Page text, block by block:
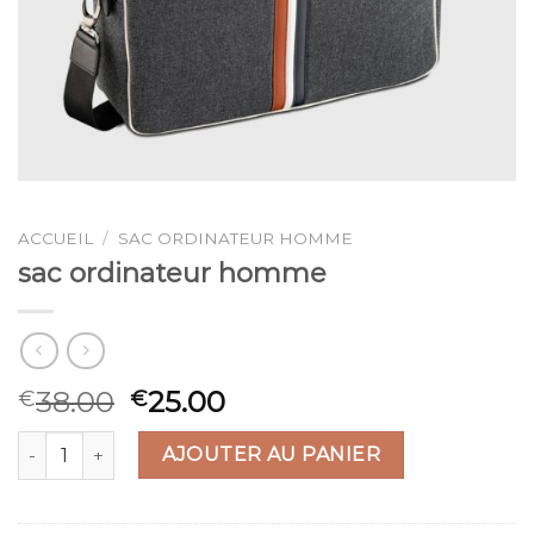
ACCUEIL / SAC ORDINATEUR HOMME
sac ordinateur homme
€38.00 €25.00
quantité de sac ordinateur homme
AJOUTER AU PANIER